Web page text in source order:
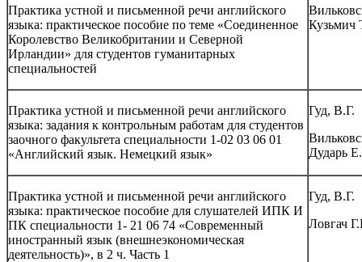
Практика устной и письменной речи английского
языка: практическое пособие по теме «Соединенное
Королевство Великобритании и Северной
Ирландии» для студентов гуманитарных
специальностей
Кузьмич
Практика устной и письменной речи английского
языка: задания к контрольным работам для студентов
заочного факультета специальности 1-02 03 06 01
«Английский язык. Немецкий язык»
Гуд, В.Г.
Дударь
Практика устной и письменной речи английского
языка: практическое пособие для слушателей ИПК И
ПК специальности 1- 21 06 74 «Современный
иностранный язык (внешнеэкономическая
деятельность)», в 2 ч. Часть 1
Гуд, В.Г.
Ловгач